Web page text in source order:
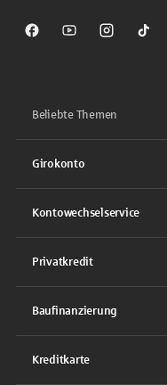
Sparkasse auf Facebook
Sparkasse auf
Sparkasse
Beliebte Themen
Girokonto
Kontowechselservice
Privatkredit
Baufinanzierung
Kreditkarte